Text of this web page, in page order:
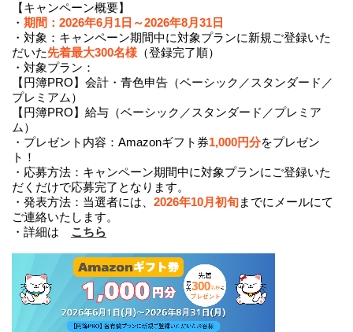
【キャンペーン概要】
・ 期間：2026年6月1日～2026年8月31日
・対象：キャンペーン期間中に対象プランに新規ご登録いた
だいた先着最大300名様 （登録完了順）
・対象プラン：
【円簿PRO】会計・青色申告（ベーシック／スタンダード／
プレミアム）
【円簿PRO】給与（ベーシック／スタンダード／プレミア
ム）
・プレゼント内容：Amazonギフト券1,000円分をプレゼン
ト！
・応募方法：キャンペーン期間中に対象プランにご登録いた
だくだけで応募完了となります。
・発表方法：当選者には、 2026年10月初旬までにメールにて
ご連絡いたします。
・詳細は こちら